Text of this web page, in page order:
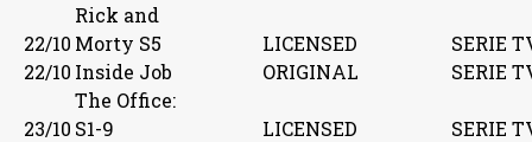
22/10
Rick and
Morty S5
LICENSED
SERIE
22/10 Inside Job ORIGINAL SERIE
23/10
The Office:
S1-9
LICENSED SERIE